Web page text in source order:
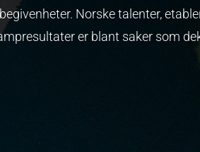
Norske talenter,
er blant saker som